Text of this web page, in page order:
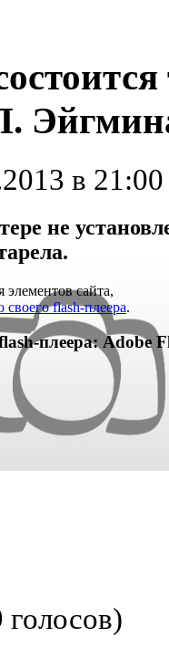
в 21:00
не
элементов сайта,
flash-плеера.
плеера: Adobe
голосов)